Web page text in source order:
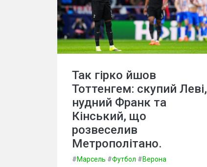
Так гірко йшов
Тоттенгем: скупий Леві,
нудний Франк та
Кінський, що
розвеселив
Метрополітано.
#Марсель #Футбол #Верона